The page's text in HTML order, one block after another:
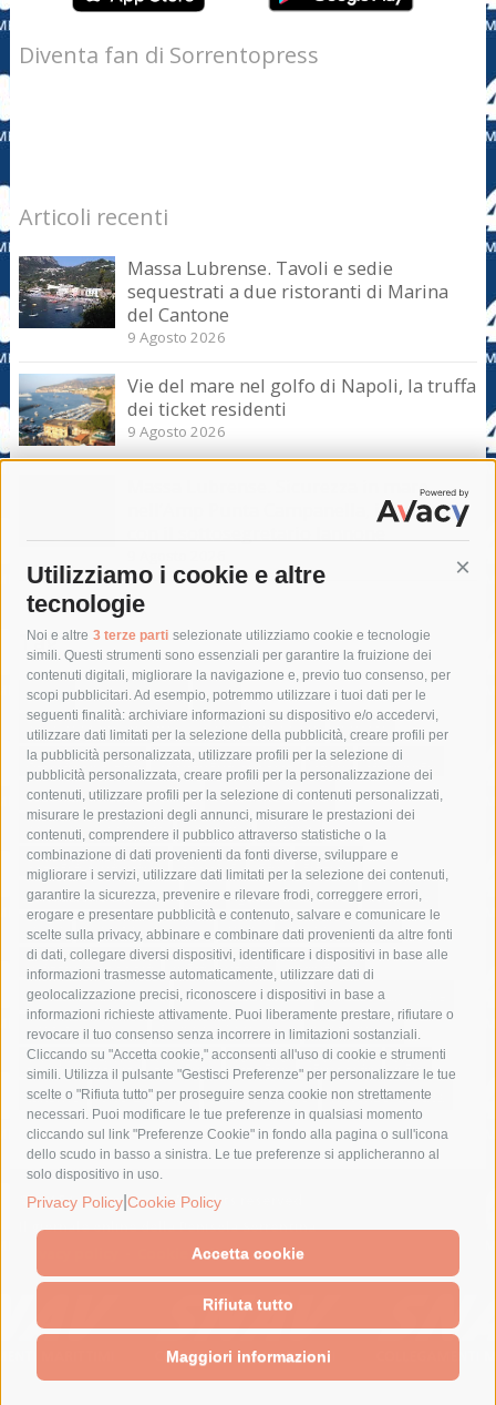
Utilizziamo i cookie e altre
tecnologie
Noi e altre 3 terze parti selezionate utilizziamo cookie e tecnologie
simili. Questi strumenti sono essenziali per garantire la fruizione dei
contenuti digitali, migliorare la navigazione e, previo tuo consenso, per
scopi pubblicitari. Ad esempio, potremmo utilizzare i tuoi dati per le
seguenti finalità: archiviare informazioni su dispositivo e/o accedervi,
utilizzare dati limitati per la selezione della pubblicità, creare profili per
la pubblicità personalizzata, utilizzare profili per la selezione di
pubblicità personalizzata, creare profili per la personalizzazione dei
contenuti, utilizzare profili per la selezione di contenuti personalizzati,
misurare le prestazioni degli annunci, misurare le prestazioni dei
contenuti, comprendere il pubblico attraverso statistiche o la
combinazione di dati provenienti da fonti diverse, sviluppare e
migliorare i servizi, utilizzare dati limitati per la selezione dei contenuti,
garantire la sicurezza, prevenire e rilevare frodi, correggere errori,
erogare e presentare pubblicità e contenuto, salvare e comunicare le
scelte sulla privacy, abbinare e combinare dati provenienti da altre fonti
di dati, collegare diversi dispositivi, identificare i dispositivi in base alle
informazioni trasmesse automaticamente, utilizzare dati di
geolocalizzazione precisi, riconoscere i dispositivi in base a
informazioni richieste attivamente. Puoi liberamente prestare, rifiutare o
revocare il tuo consenso senza incorrere in limitazioni sostanziali.
Cliccando su "Accetta cookie," acconsenti all'uso di cookie e strumenti
simili. Utilizza il pulsante "Gestisci Preferenze" per personalizzare le tue
scelte o "Rifiuta tutto" per proseguire senza cookie non strettamente
necessari. Puoi modificare le tue preferenze in qualsiasi momento
cliccando sul link "Preferenze Cookie" in fondo alla pagina o sull'icona
dello scudo in basso a sinistra. Le tue preferenze si applicheranno al
solo dispositivo in uso.
Privacy Policy Cookie Policy
Accetta cookie
Rifiuta tutto
Maggiori informazioni
Diventa fan di Sorrentopress
Articoli recenti
Massa Lubrense. Tavoli e sedie
sequestrati a due ristoranti di Marina
del Cantone
9 Agosto 2026
Vie del mare nel golfo di Napoli, la truffa
dei ticket residenti
9 Agosto 2026
Massa Lubrense. Sicurezza in mare
nell’Amp Punta Campanella, incontro
Tag
acqua allerta meteo
anas
area marina protetta di punta campanella
arresto
Asl Napoli 3 sud
capitaneria di porto capri
carabinieri
castellammare di stabia
circumvesuviana
comune di sorrento
concerto
contagi
costiera amalfitana
covid-19 eav
elezioni
fondazione sorrento
gori guardia costiera
incidente
lavori
lorenzo balducelli mare
massa lubrense
massimo coppola
Meta napoli
ordinanza
penisola sorrentina
piano di sorrento
polizia municipale
protezione civile
Regione Campania
sant'agnello
sindaco cuomo
sorrento studenti temporali
treni
turismo
Vico Equense villa fiorentino vincenzo de luca
© 2015 SorrentoPress. All rights reserved.
Il giornale online della Penisola Sorrentina
Cookie Policy